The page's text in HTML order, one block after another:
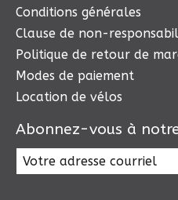
Conditions générales
Clause de non-
Politique de retour de
Modes de paiement
Location de vélos
Abonnez-vous à